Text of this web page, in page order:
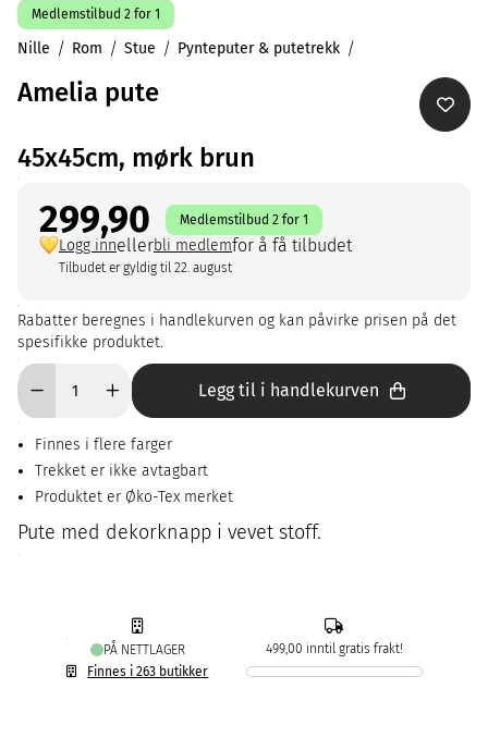
Medlemstilbud 2 for 1
Nille Rom Stue Pynteputer & putetrekk
Amelia pute
45x45cm, mørk brun
299,90 Medlemstilbud 2 for 1
Logg innellerbli medlemfor å få tilbudet
Tilbudet er gyldig til 22. august
Rabatter beregnes i handlekurven og kan påvirke prisen på det
spesifikke produktet.
Legg til i handlekurven
Finnes i flere farger
Trekket er ikke avtagbart
Produktet er Øko-Tex merket
Pute med dekorknapp i vevet stoff.
PÅ NETTLAGER
Finnes i 263 butikker
499,00 inntil gratis frakt!